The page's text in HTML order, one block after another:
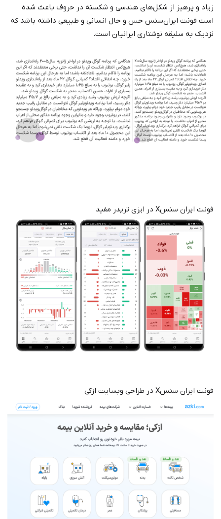
زیاد و پرهیز از شکل‌های هندسی و شکسته در حروف باعث شده
است فونت ایران‌سنس حس و حال انسانی و طبیعی داشته باشد که
نزدیک به سلیقه نوشتاری ایرانیان است.
فونت ایران سنسX در ایزی تریدر مفید
فونت ایران سنسX در طراحی وبسایت ازکی